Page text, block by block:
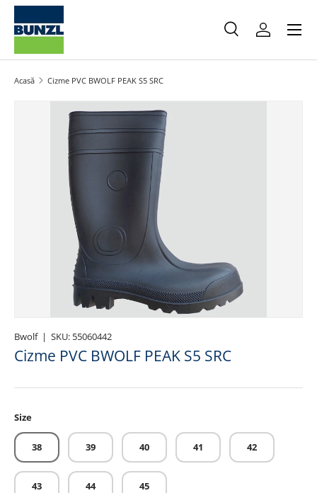
Salt la conținut
Caută
Caută
Meniu
Acasă Cizme PVC BWOLF PEAK S5 SRC
Salt la informațiile produsului
Bwolf| SKU: 55060442
Cizme PVC BWOLF PEAK S5 SRC
Size
38 39 40 41 42
43 44 45